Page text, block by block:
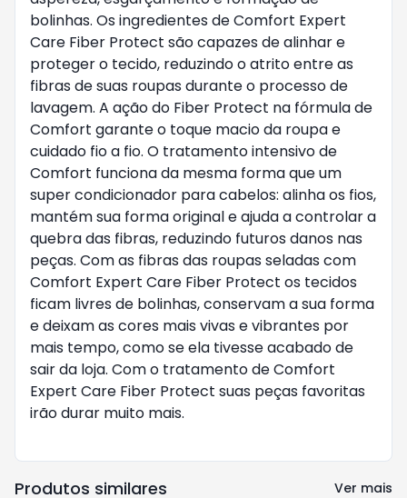
bolinhas. Os ingredientes de Comfort Expert
Care Fiber Protect são capazes de alinhar e
proteger o tecido, reduzindo o atrito entre as
fibras de suas roupas durante o processo de
lavagem. A ação do Fiber Protect na fórmula de
Comfort garante o toque macio da roupa e
cuidado fio a fio. O tratamento intensivo de
Comfort funciona da mesma forma que um
super condicionador para cabelos: alinha os fios,
mantém sua forma original e ajuda a controlar a
quebra das fibras, reduzindo futuros danos nas
peças. Com as fibras das roupas seladas com
Comfort Expert Care Fiber Protect os tecidos
ficam livres de bolinhas, conservam a sua forma
e deixam as cores mais vivas e vibrantes por
mais tempo, como se ela tivesse acabado de
sair da loja. Com o tratamento de Comfort
Expert Care Fiber Protect suas peças favoritas
irão durar muito mais.
Produtos similares Ver mais